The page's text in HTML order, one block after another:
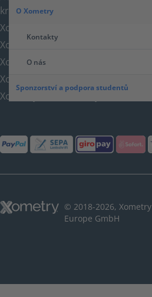
O Xometry
Kontakty
O nás
Sponzorství a podpora studentů
království
Xometry v USA
Xometry v Turecku
Xometry v Asii
Xometry v Austrálii
Xometry na Blízkém východě
© 2018-2026, Xometry
Europe GmbH